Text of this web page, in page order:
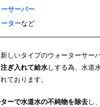
サーバー
ターなど
しいタイプのウォーターサーバ
ぎ入れて給水しする為、水道
ております。
ーで水道水の不純物を除去し